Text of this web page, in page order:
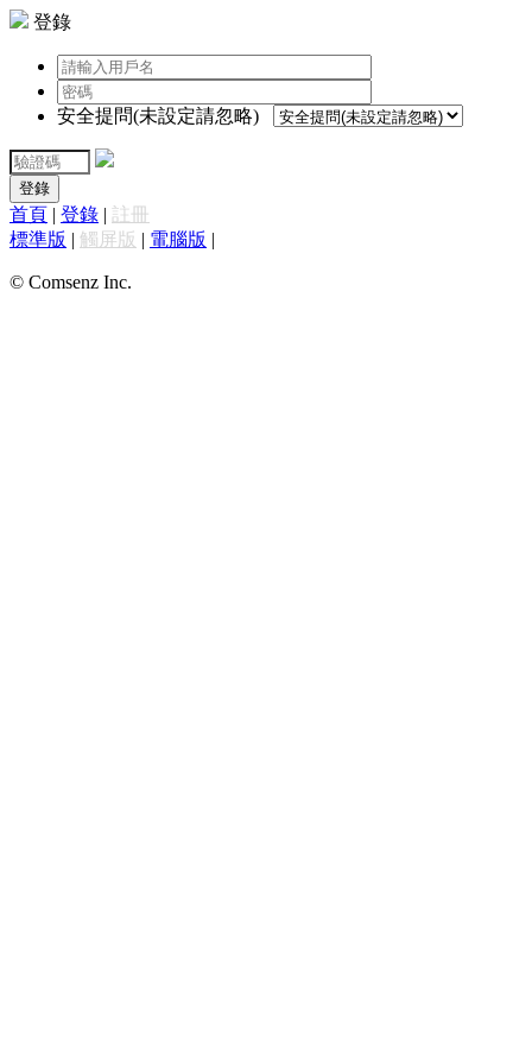
登錄
安全提問(未設定請忽略)
登錄
首頁 | 登錄 | 註冊
標準版 | 觸屏版 | 電腦版 |
© Comsenz Inc.